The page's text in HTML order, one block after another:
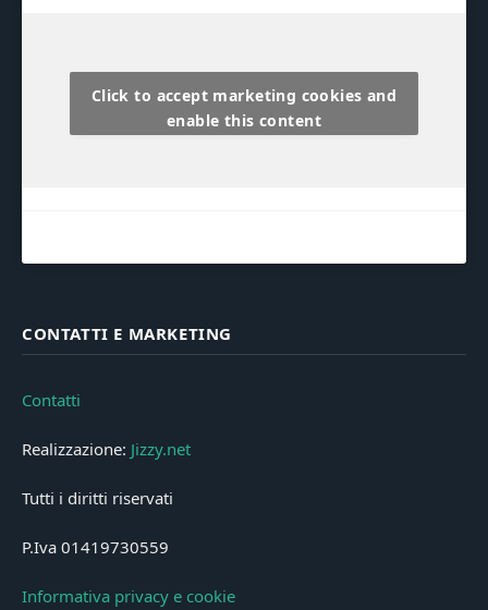
Click to accept marketing cookies and
enable this content
CONTATTI E MARKETING
Contatti
Realizzazione: Jizzy.net
Tutti i diritti riservati
P.Iva 01419730559
Informativa privacy e cookie